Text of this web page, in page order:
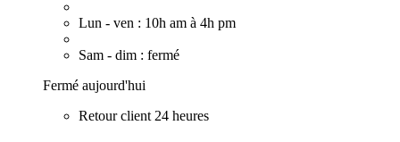
Lun - ven : 10h am à 4h pm
Sam - dim : fermé
Fermé aujourd'hui
Retour client 24 heures